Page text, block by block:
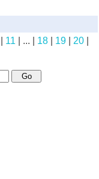
11 | ... | 18 19 20